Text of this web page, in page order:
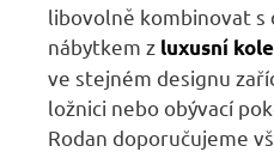
libovolně kombinovat s
nábytkem z luxusní
ve stejném designu
ložnici nebo obývací
Rodan doporučujeme